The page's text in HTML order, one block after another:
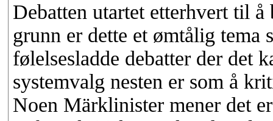
Debatten utartet etterhvert til
grunn er dette et ømtålig tema
følelsesladde debatter der det
systemvalg nesten er som å
Noen Märklinister mener det